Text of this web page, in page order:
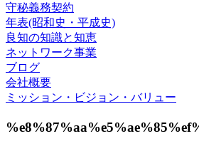
守秘義務契約
年表(昭和史・平成史)
良知の知識と知恵
ネットワーク事業
ブログ
会社概要
ミッション・ビジョン・バリュー